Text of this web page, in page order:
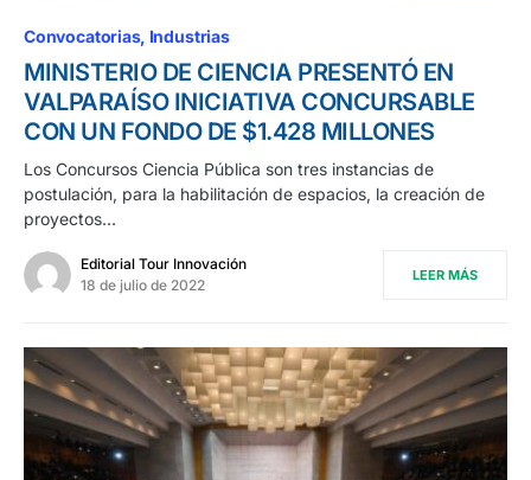
Convocatorias Industrias
MINISTERIO DE CIENCIA PRESENTÓ EN
VALPARAÍSO INICIATIVA CONCURSABLE
CON UN FONDO DE $1.428 MILLONES
Los Concursos Ciencia Pública son tres instancias de
postulación, para la habilitación de espacios, la creación de
proyectos…
Editorial Tour Innovación
18 de julio de 2022
LEER MÁS